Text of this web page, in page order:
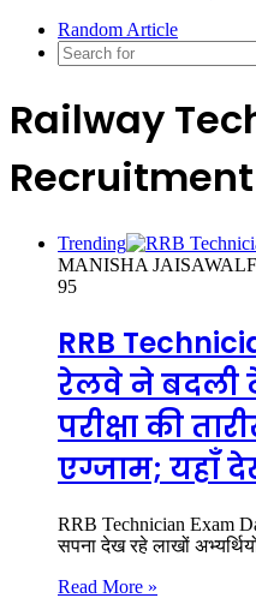
Random Article
Railway
Trending
MANISHA JAISAWAL
95
RRB
रेलवे ने बदली
परीक्षा की
एग्जाम; यहाँ
RRB Technician Exam
सपना देख रहे लाखों
Read More »